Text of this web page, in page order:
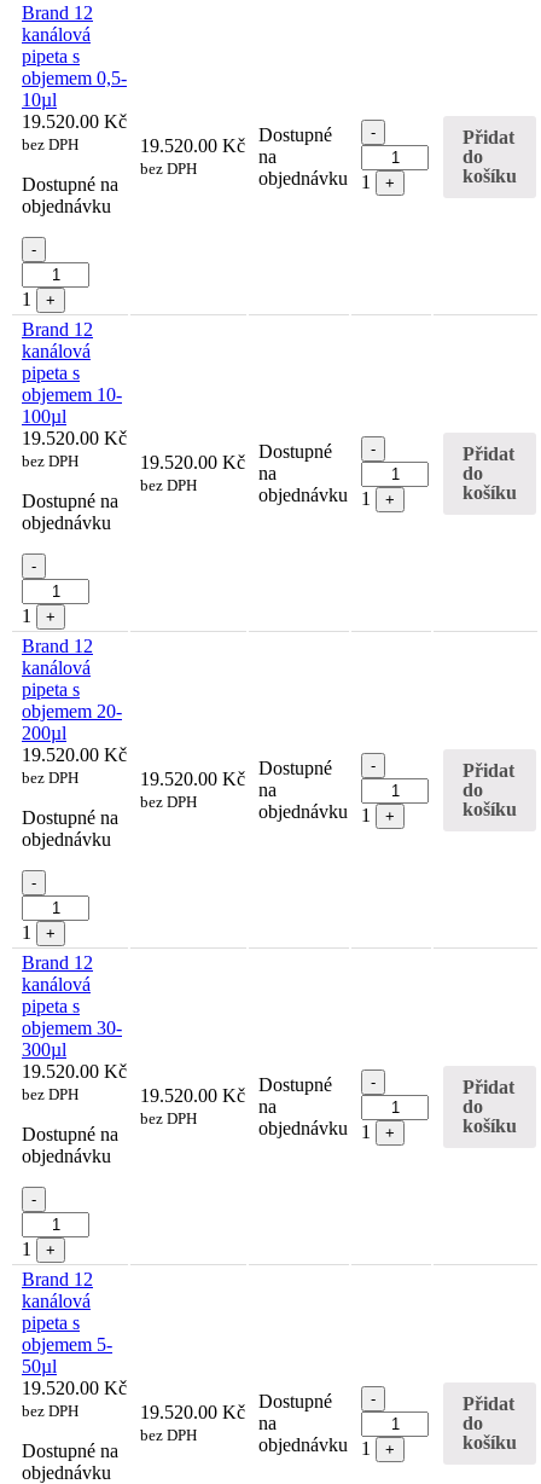
Brand 12
kanálová
pipeta s
objemem 0,5-
10µl
19.520.00 Kč
bez DPH
Dostupné na
objednávku
Quantity
-
1 +
19.520.00 Kč
bez DPH
Dostupné
na
objednávku
Quantity
-
1 +
Přidat
do
košíku
Brand 12
kanálová
pipeta s
objemem 10-
100µl
19.520.00 Kč
bez DPH
Dostupné na
objednávku
Quantity
-
1 +
19.520.00 Kč
bez DPH
Dostupné
na
objednávku
Quantity
-
1 +
Přidat
do
košíku
Brand 12
kanálová
pipeta s
objemem 20-
200µl
19.520.00 Kč
bez DPH
Dostupné na
objednávku
Quantity
-
1 +
19.520.00 Kč
bez DPH
Dostupné
na
objednávku
Quantity
-
1 +
Přidat
do
košíku
Brand 12
kanálová
pipeta s
objemem 30-
300µl
19.520.00 Kč
bez DPH
Dostupné na
objednávku
Quantity
-
1 +
19.520.00 Kč
bez DPH
Dostupné
na
objednávku
Quantity
-
1 +
Přidat
do
košíku
Brand 12
kanálová
pipeta s
objemem 5-
50µl
19.520.00 Kč
bez DPH
Dostupné na
objednávku
19.520.00 Kč
bez DPH
Dostupné
na
objednávku
Quantity
-
1 +
Přidat
do
košíku